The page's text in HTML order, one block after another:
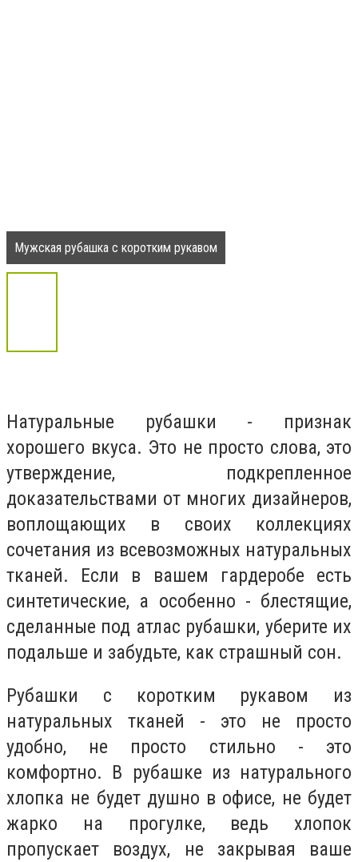
Мужская рубашка с коротким рукавом
Натуральные рубашки - признак
хорошего вкуса. Это не просто слова, это
утверждение, подкрепленное
доказательствами от многих дизайнеров,
воплощающих в своих коллекциях
сочетания из всевозможных натуральных
тканей. Если в вашем гардеробе есть
синтетические, а особенно - блестящие,
сделанные под атлас рубашки, уберите их
подальше и забудьте, как страшный сон.
Рубашки с коротким рукавом из
натуральных тканей - это не просто
удобно, не просто стильно - это
комфортно. В рубашке из натурального
хлопка не будет душно в офисе, не будет
жарко на прогулке, ведь хлопок
пропускает воздух, не закрывая ваше